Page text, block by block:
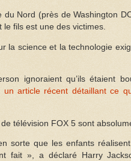
du Nord (près de Washington
fils est une des victimes.
la science et la technologie
ignoraient qu’ils étaient
un article récent détaillant ce
télévision FOX 5 sont
sorte que les enfants
fait », a déclaré Harry